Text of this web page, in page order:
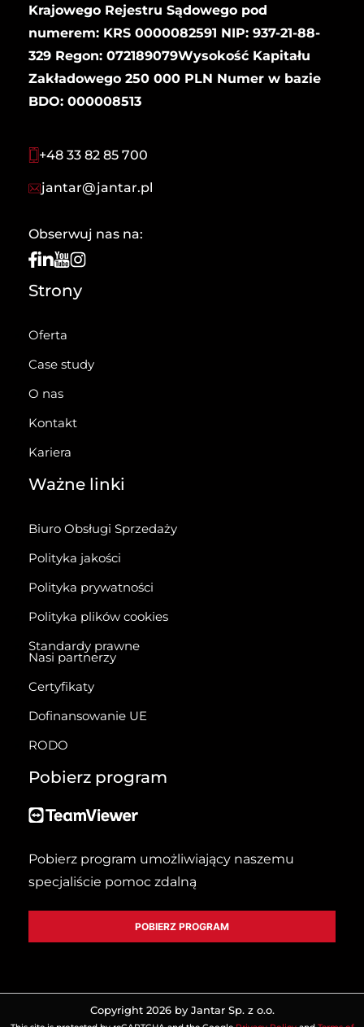
Krajowego Rejestru Sądowego pod
numerem: KRS 0000082591 NIP: 937-21-88-
329 Regon: 072189079Wysokość Kapitału
Zakładowego 250 000 PLN Numer w bazie
BDO: 000008513
+48 33 82 85 700
jantar@jantar.pl
Obserwuj nas na:
Strony
Oferta
Case study
O nas
Kontakt
Kariera
Ważne linki
Biuro Obsługi Sprzedaży
Polityka jakości
Polityka prywatności
Polityka plików cookies
Standardy prawne
Nasi partnerzy
Certyfikaty
Dofinansowanie UE
RODO
Pobierz program
Pobierz program umożliwiający naszemu
specjaliście pomoc zdalną
POBIERZ PROGRAM
Copyright 2026 by Jantar Sp. z o.o.